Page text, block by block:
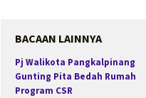
BACAAN LAINNYA
Pj Walikota Pangkalpinang
Gunting Pita Bedah Rumah
Program CSR